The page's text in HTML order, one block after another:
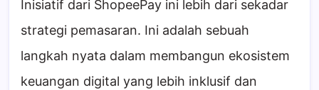
Inisiatif dari ShopeePay ini lebih dari sekadar
strategi pemasaran. Ini adalah sebuah
langkah nyata dalam membangun ekosistem
keuangan digital yang lebih inklusif dan